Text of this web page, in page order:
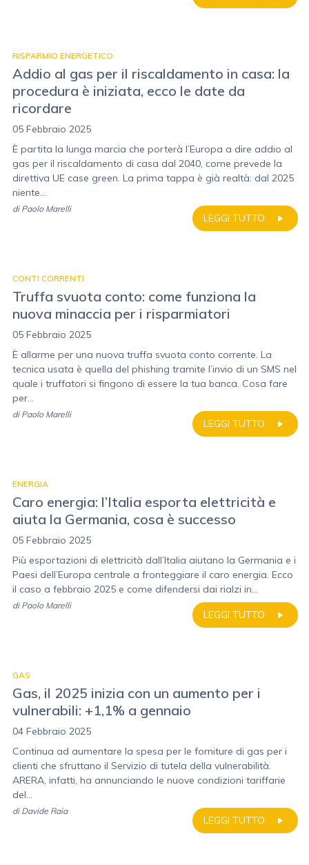
RISPARMIO ENERGETICO
Addio al gas per il riscaldamento in casa: la
procedura è iniziata, ecco le date da
ricordare
05 Febbraio 2025
È partita la lunga marcia che porterà l’Europa a dire addio al
gas per il riscaldamento di casa dal 2040, come prevede la
direttiva UE case green. La prima tappa è già realtà: dal 2025
niente...
LEGGI TUTTO
di Paolo Marelli
CONTI CORRENTI
Truffa svuota conto: come funziona la
nuova minaccia per i risparmiatori
05 Febbraio 2025
È allarme per una nuova truffa svuota conto corrente. La
tecnica usata è quella del phishing tramite l’invio di un SMS nel
quale i truffatori si fingono di essere la tua banca. Cosa fare
per...
LEGGI TUTTO
di Paolo Marelli
ENERGIA
Caro energia: l’Italia esporta elettricità e
aiuta la Germania, cosa è successo
05 Febbraio 2025
Più esportazioni di elettricità dall’Italia aiutano la Germania e i
Paesi dell’Europa centrale a fronteggiare il caro energia. Ecco
il caso a febbraio 2025 e come difendersi dai rialzi in...
LEGGI TUTTO
di Paolo Marelli
GAS
Gas, il 2025 inizia con un aumento per i
vulnerabili: +1,1% a gennaio
04 Febbraio 2025
Continua ad aumentare la spesa per le forniture di gas per i
clienti che sfruttano il Servizio di tutela della vulnerabilità.
ARERA, infatti, ha annunciando le nuove condizioni tariffarie
del...
LEGGI TUTTO
di Davide Raia